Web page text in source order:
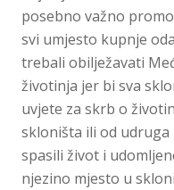
posebno važno
svi umjesto kupnje
trebali obilježavati
životinja jer bi sva
uvjete za skrb o
skloništa ili od
spasili život i
njezino mjesto u